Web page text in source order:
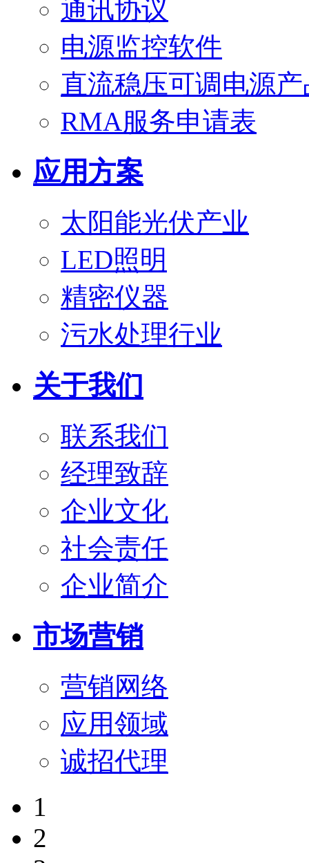
通讯协议
电源监控软件
直流稳压可调电源
RMA服务申请表
应用方案
太阳能光伏产业
LED照明
精密仪器
污水处理行业
关于我们
联系我们
经理致辞
企业文化
社会责任
企业简介
市场营销
营销网络
应用领域
诚招代理
1
2